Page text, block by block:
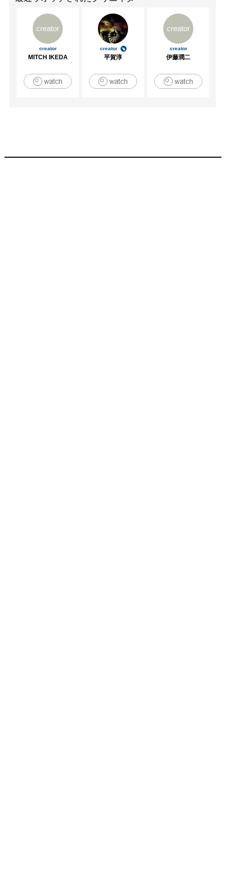
creator
creator
MITCH IKEDA
creator
平賀淳
creator
creator
伊藤潤二